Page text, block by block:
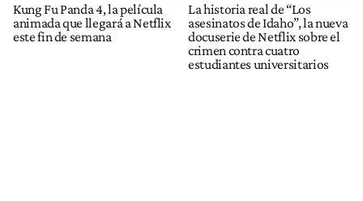
Kung Fu Panda 4, la película
animada que llegará a Netflix
este fin de semana
La historia real de “Los
asesinatos de Idaho”, la nueva
docuserie de Netflix sobre el
crimen contra cuatro
estudiantes universitarios